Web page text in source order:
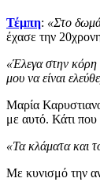
Τέμπη: «Στο
έχασε την
«Έλεγα στην κόρη
μου να είναι
Μαρία
με αυτό. Κάτι που
«Τα κλάματα και
Με κυνισμό την